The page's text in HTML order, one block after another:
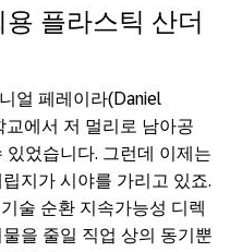
플라스틱 산더
얼 페레이라(Daniel
교에서 저 멀리로 남아공
었습니다. 그런데 이제는
지가 시야를 가리고 있죠.
술 순환 지속가능성 디렉
을 줄일 직업 상의 동기뿐